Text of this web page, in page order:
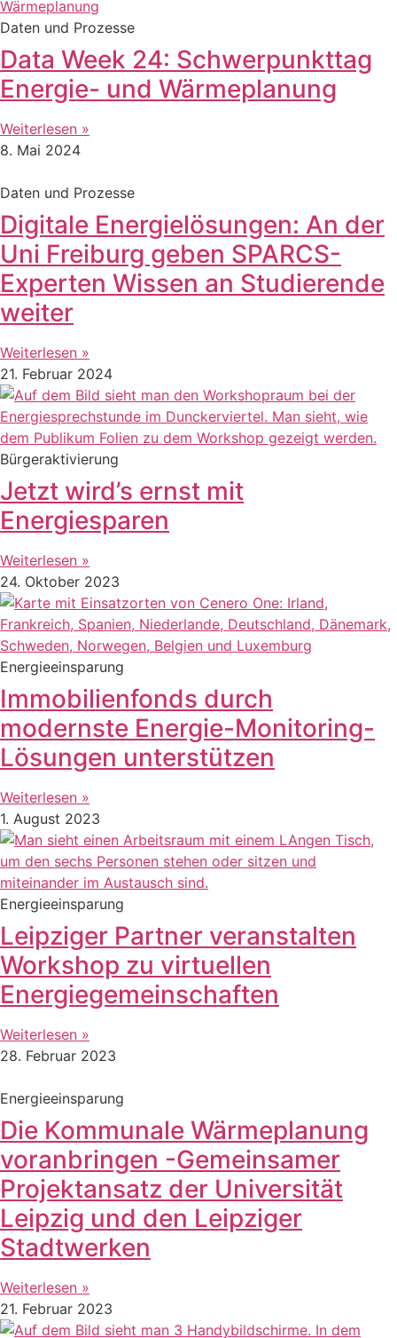
Daten und Prozesse
Data Week 24: Schwerpunkttag
Energie- und Wärmeplanung
Weiterlesen »
8. Mai 2024
Daten und Prozesse
Digitale Energielösungen: An der
Uni Freiburg geben SPARCS-
Experten Wissen an Studierende
weiter
Weiterlesen »
21. Februar 2024
Bürgeraktivierung
Jetzt wird’s ernst mit
Energiesparen
Weiterlesen »
24. Oktober 2023
Energieeinsparung
Immobilienfonds durch
modernste Energie-Monitoring-
Lösungen unterstützen
Weiterlesen »
1. August 2023
Energieeinsparung
Leipziger Partner veranstalten
Workshop zu virtuellen
Energiegemeinschaften
Weiterlesen »
28. Februar 2023
Energieeinsparung
Die Kommunale Wärmeplanung
voranbringen -Gemeinsamer
Projektansatz der Universität
Leipzig und den Leipziger
Stadtwerken
Weiterlesen »
21. Februar 2023